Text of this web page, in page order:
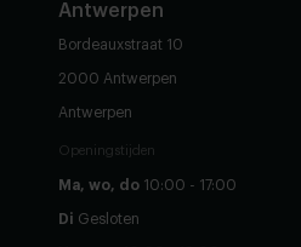
Antwerpen
Bordeauxstraat 10
2000 Antwerpen
Antwerpen
Openingstijden
Ma, wo, do 10:00 - 17:00
Di Gesloten